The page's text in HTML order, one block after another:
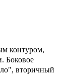
контуром,
Боковое
вторичный